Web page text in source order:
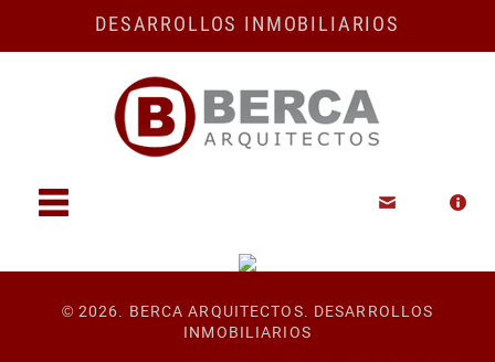
DESARROLLOS INMOBILIARIOS
© 2026. BERCA ARQUITECTOS. DESARROLLOS
INMOBILIARIOS